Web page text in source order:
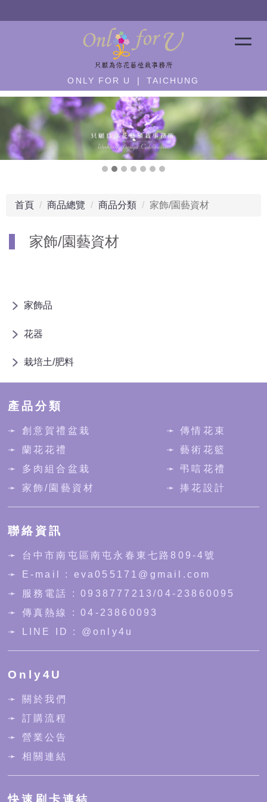
ONLY FOR U ❘ TAICHUNG
首頁 商品總覽 商品分類 家飾/園藝資材
家飾/園藝資材
家飾品
花器
栽培土/肥料
產品分類
➛ 創意賀禮盆栽
➛ 蘭花花禮
➛ 多肉組合盆栽
➛ 家飾/園藝資材
➛ 傳情花束
➛ 藝術花籃
➛ 弔唁花禮
➛ 捧花設計
聯絡資訊
➛ 台中市南屯區南屯永春東七路809-4號
➛ E-mail : eva055171@gmail.com
➛ 服務電話 :0938777213/04-23860095
➛ 傳真熱線 : 04-23860093
➛ LINE ID : @only4u
Only4U
➛ 關於我們
➛ 訂購流程
➛ 營業公告
➛ 相關連結
快速刷卡連結
歡迎加 line ID:@only4u